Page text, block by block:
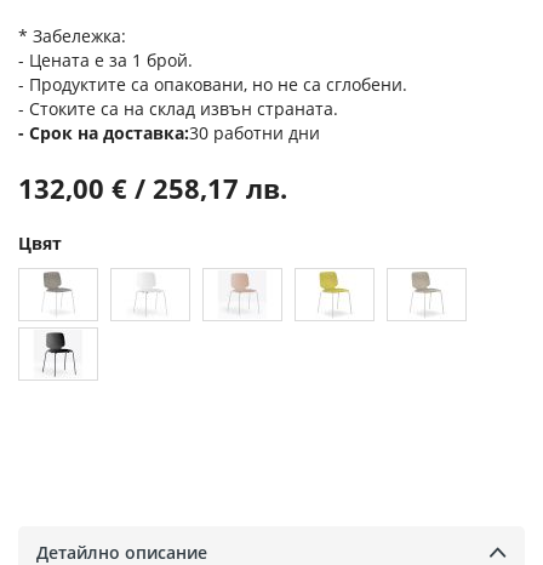
* Забележка:
- Цената е за 1 брой.
- Продуктите са опаковани, но не са сглобени.
- Стоките са на склад извън страната.
Срок на доставка 30 работни дни
132,00 € / 258,17 лв.
Цвят
Детайлно описание